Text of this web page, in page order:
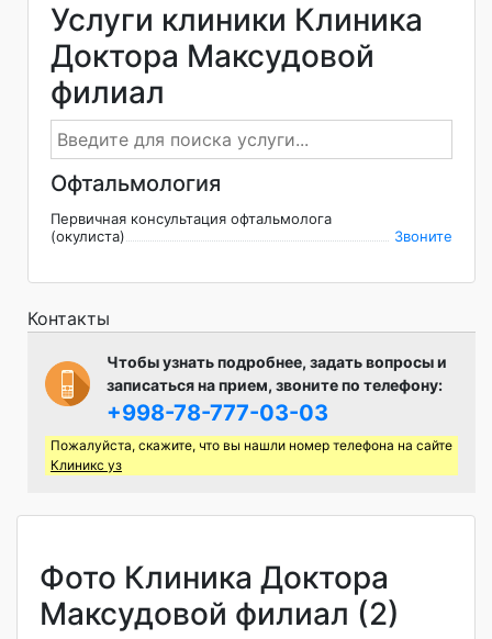
Услуги клиники Клиника
Доктора Максудовой
филиал
Офтальмология
Первичная консультация офтальмолога
(окулиста)
Звоните
Контакты
Чтобы узнать подробнее, задать вопросы и
записаться на прием, звоните по телефону:
+998-78-777-03-03
Пожалуйста, скажите, что вы нашли номер телефона на сайте
Клиникс уз
Фото Клиника Доктора
Максудовой филиал (2)